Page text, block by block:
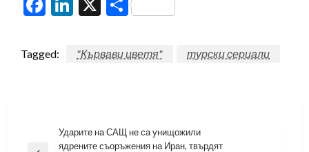
Tagged: "Кървави цветя" турски сериали
Навигация
Ударите на САЩ не са унищожили
ядрените съоръжения на Иран, твърдят